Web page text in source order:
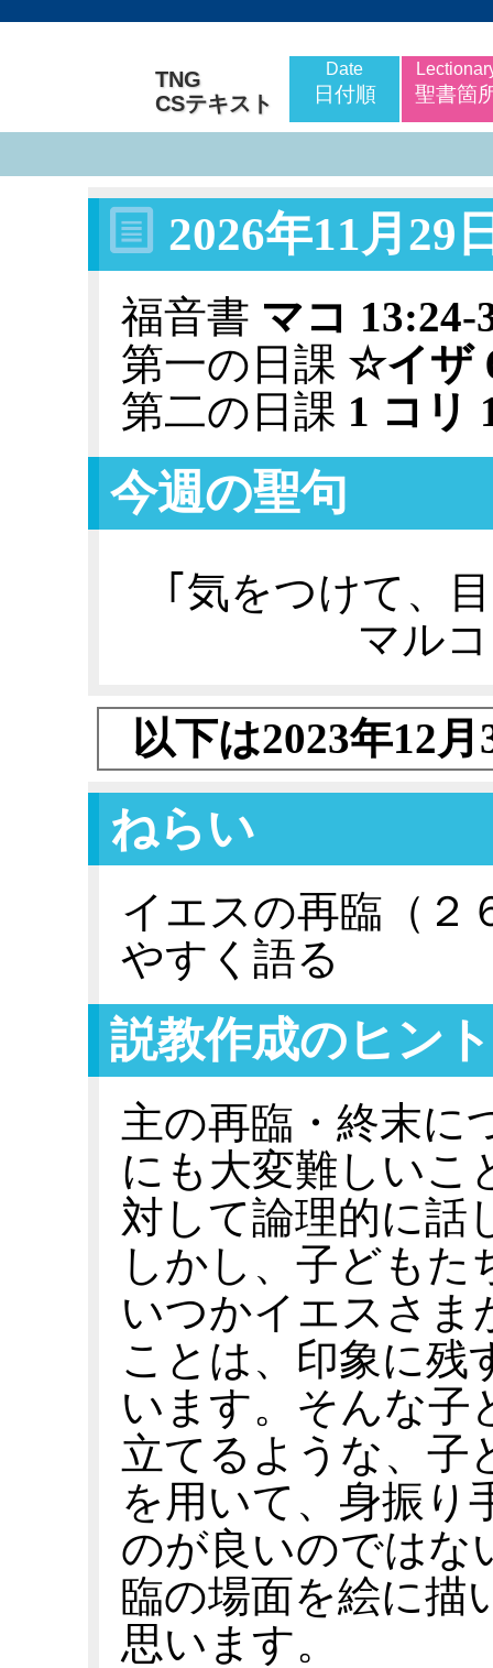
TNG
CSテキスト
Date
日付順 聖書箇
2026年11月29
福音書 マコ 13:24-
第一の日課 ☆イザ
第二の日課 1 コリ
今週の聖句
｢気をつけて、
マル
以下は2023年12
ねらい
イエスの再臨（２
やすく語る
説教作成のヒント
主の再臨・終末に
にも大変難しいこ
対して論理的に話
しかし、子どもた
いつかイエスさま
ことは、印象に残
います。そんな子
立てるような、子
を用いて、身振り
のが良いのではな
臨の場面を絵に描
思います。